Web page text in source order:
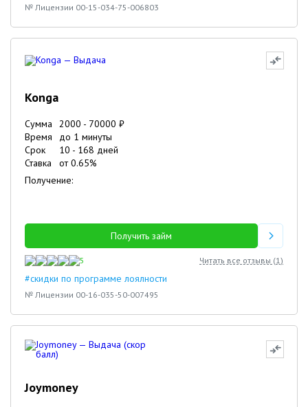
№ Лицензии 00-15-034-75-006803
Konga
Сумма 2000 - 70000 ₽
Время
до 1 минуты
Срок
10 - 168 дней
Ставка
от0.65%
Получение:
Получить займ
5 Читать все отзывы (1)
#скидки по программе лоялности
№ Лицензии 00-16-035-50-007495
Joymoney